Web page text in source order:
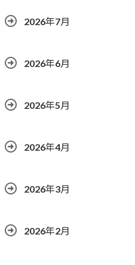
2026年7月
2026年6月
2026年5月
2026年4月
2026年3月
2026年2月